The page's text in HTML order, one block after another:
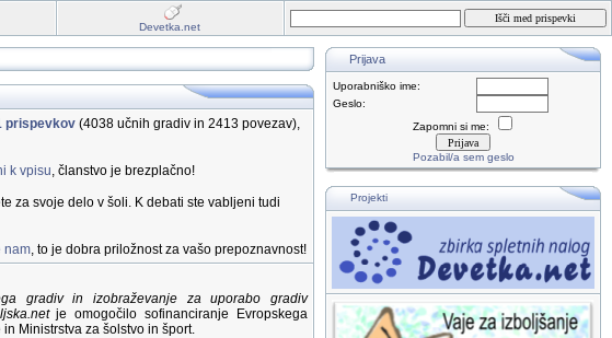
Devetka.net
prispevkov (4038 učnih gradiv in 2413 povezav),
k vpisu, članstvo je brezplačno!
za svoje delo v šoli. K debati ste vabljeni tudi
nam, to je dobra priložnost za vašo prepoznavnost!
gradiv in izobraževanje za uporabo gradiv
je omogočilo sofinanciranje Evropskega
Ministrstva za šolstvo in šport.
Prijava
Uporabniško ime:
Geslo:
Zapomni si me:
Pozabil/a sem geslo
Projekti